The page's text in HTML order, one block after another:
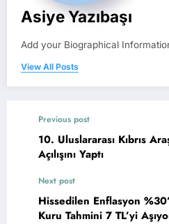
Asiye Yazıbaşı
Add your Biographical
View All Posts
Previous post
10. Uluslararası Kıbrıs
Açılışını Yaptı
Next post
Hissedilen Enflasyon
Kuru Tahmini 7 TL’yi